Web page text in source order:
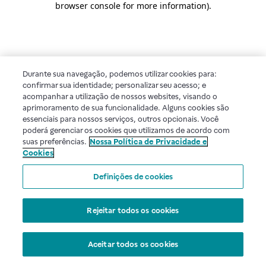
browser console for more information).
Durante sua navegação, podemos utilizar cookies para:
confirmar sua identidade; personalizar seu acesso; e
acompanhar a utilização de nossos websites, visando o
aprimoramento de sua funcionalidade. Alguns cookies são
essenciais para nossos serviços, outros opcionais. Você
poderá gerenciar os cookies que utilizamos de acordo com
suas preferências. Nossa Política de Privacidade e
Cookies
Definições de cookies
Rejeitar todos os cookies
Aceitar todos os cookies